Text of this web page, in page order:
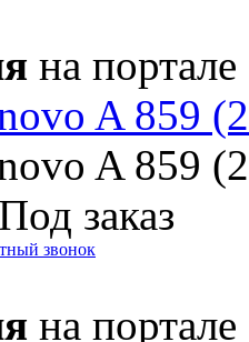
на портале
A 859
A 859
Под заказ
звонок
на портале